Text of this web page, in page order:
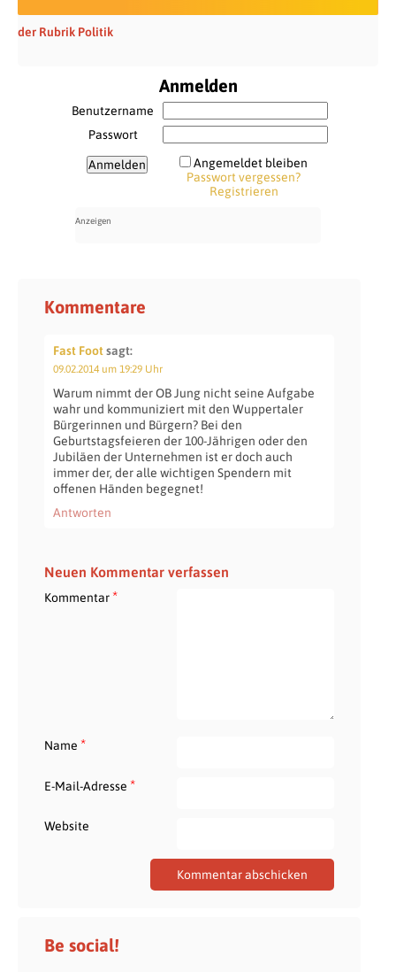
der Rubrik Politik
Anmelden
Benutzername
Passwort
Angemeldet bleiben
Passwort vergessen?
Registrieren
Kommentare
Fast Footsagt:
09.02.2014 um 19:29 Uhr
Warum nimmt der OB Jung nicht seine Aufgabe
wahr und kommuniziert mit den Wuppertaler
Bürgerinnen und Bürgern? Bei den
Geburtstagsfeieren der 100-Jährigen oder den
Jubiläen der Unternehmen ist er doch auch
immer der, der alle wichtigen Spendern mit
offenen Händen begegnet!
Antworten
Neuen Kommentar verfassen
Kommentar*
Name *
E-Mail-Adresse *
Website
Be social!